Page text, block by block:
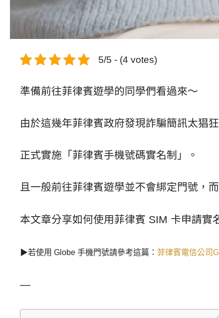
5/5 - (4 votes)
準備前往菲律賓遊學的同學們看過來～
由於這幾年菲律賓政府發現詐騙簡訊太猖
正式實施「菲律賓手機號碼實名制」。
且一般前往菲律賓遊學並不會綁定門號，
本文章分享如何使用菲律賓 SIM 卡申請實
▶若使用 Globe 手機門號請參考這篇 ： 菲律賓電信公司
—